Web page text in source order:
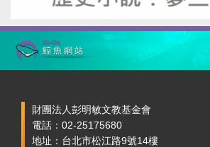
財團法人彭明敏文教基金會
電話：02-25175680
地址：台北市松江路9號14樓